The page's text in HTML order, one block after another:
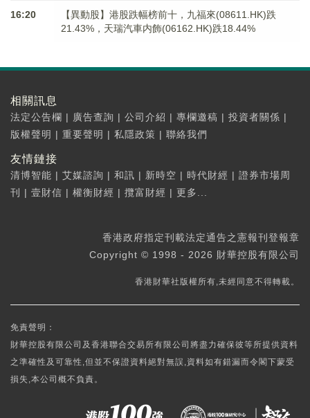
16:20
【異動股】港股跌幅榜前十，九福來(08611.HK)跌
21.43%，天瑞汽車内飾(06162.HK)跌18.44%
相關訊息
法定公告欄 | 廣告查詢 | 公司介紹 | 專欄邀稿 | 投資者關係 |
版權聲明 | 重要聲明 | 私隱政策 | 聯絡我們
友情鏈接
清博智能 | 艾媒諮詢 | 和訊 | 新時空 | 時代財經 | 證券市場周
刊
| 壹財信 | 權衡財經 | 攬富財經 | 更多...
香港政府指定刊載法定通告之憲報刊登報章
Copyright © 1998 - 2026 財華控股有限公司
香港財華社版權所有,未經同意不得轉載。
免責聲明：
財華控股有限公司及香港聯合交易所有限公司將盡力確保彼等所提供資料
之準確性及可靠性,但並不保證資料絕對無誤,資料如有錯漏而令閣下蒙受
損失,本公司概不負責。